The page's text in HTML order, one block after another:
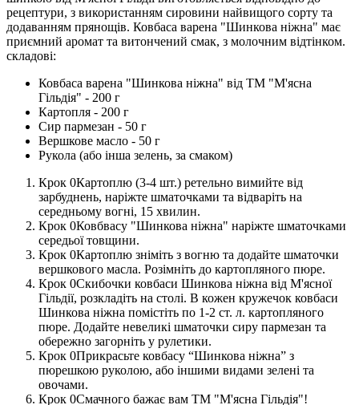
рецептури, з використанням сировини найвищого сорту та
додаванням прянощів. Ковбаса варена "Шинкова ніжна" має
приємний аромат та витончений смак, з молочним відтінком.
складові:
Ковбаса варена "Шинкова ніжна" від ТМ "М'ясна
Гільдія" - 200 г
Картопля - 200 г
Сир пармезан - 50 г
Вершкове масло - 50 г
Рукола (або інша зелень, за смаком)
Картоплю (3-4 шт.) ретельно вимийте від
зарбуднень, наріжте шматочками та відваріть на
середньому вогні, 15 хвилин.
Ковбвасу "Шинкова ніжна" наріжте шматочками
середьої товщини.
Картоплю зніміть з вогню та додайте шматочки
вершкового масла. Розімніть до картопляного пюре.
Скибочки ковбаси Шинкова ніжна від М'ясної
Гільдії, розкладіть на столі. В кожен кружечок ковбаси
Шинкова ніжна помістіть по 1-2 ст. л. картопляного
пюре. Додайте невеликі шматочки сиру пармезан та
обережно загорніть у рулетики.
Прикрасьте ковбасу “Шинкова ніжна” з
пюрешкою руколою, або іншими видами зелені та
овочами.
Смачного бажає вам ТМ "М'ясна Гільдія"!